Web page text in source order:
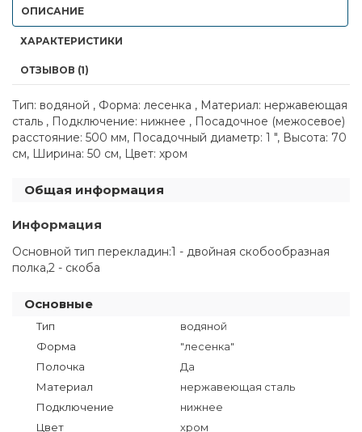
ОПИСАНИЕ
ХАРАКТЕРИСТИКИ
ОТЗЫВОВ (1)
Тип: водяной , Форма: лесенка , Материал: нержавеющая
сталь , Подключение: нижнее , Посадочное (межосевое)
расстояние: 500 мм, Посадочный диаметр: 1 ", Высота: 70
см, Ширина: 50 см, Цвет: хром
Общая информация
Информация
Основной тип перекладин:1 - двойная скобообразная
полка,2 - скоба
Основные
Тип
водяной
Форма
"лесенка"
Полочка
Да
Материал
нержавеющая сталь
Подключение
нижнее
Цвет
хром